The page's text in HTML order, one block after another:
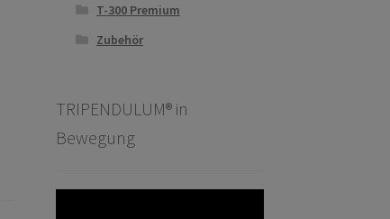
T-300 Premium
Zubehör
TRIPENDULUM® in
Bewegung